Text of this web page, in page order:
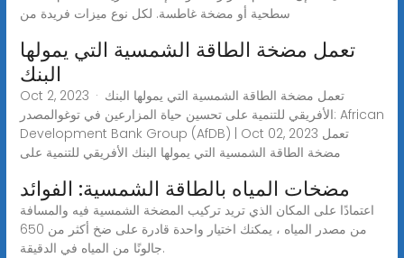
سطحية أو مضخة غاطسة. لكل نوع ميزات فريدة من
تعمل مضخة الطاقة الشمسية التي يمولها
البنك
Oct 2, 2023 · تعمل مضخة الطاقة الشمسية التي يمولها البنك
الأفريقي للتنمية على تحسين حياة المزارعين في توغوالمصدر: African
Development Bank Group (AfDB) | Oct 02, 2023 تعمل
مضخة الطاقة الشمسية التي يمولها البنك الأفريقي للتنمية على
مضخات المياه بالطاقة الشمسية: الفوائد
اعتمادًا على المكان الذي تريد تركيب المضخة الشمسية فيه والمسافة
من مصدر المياه ، يمكنك اختيار واحدة قادرة على ضخ أكثر من 650
جالونًا من المياه في الدقيقة.